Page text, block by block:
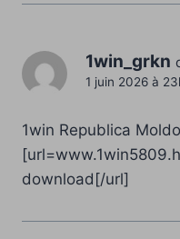
1win_grkn
1 juin 2026 à
1win Republica
download[/url]